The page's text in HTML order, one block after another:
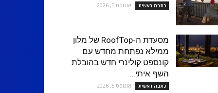
כתבה ראשית אוגוסט 5, 2026
מסעדת ה-RoofTop של מלון
ממילא נפתחת מחדש עם
קונספט קולינרי חדש בהובלת
השף איתי...
כתבה ראשית אוגוסט 5, 2026